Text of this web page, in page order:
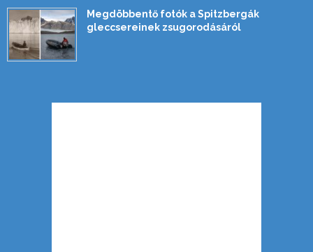
Megdöbbentő fotók a Spitzbergák
gleccsereinek zsugorodásáról